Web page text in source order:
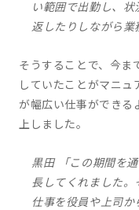
い範囲で出勤し、状
返したりしながら業
そうすることで、今ま
していたことがマニュ
が幅広い仕事ができる
上しました。
黒田 「この期間を
長してくれました
仕事を役員や上司